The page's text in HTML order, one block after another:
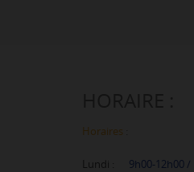
Horaires
Lundi : 9h00-12h00 /